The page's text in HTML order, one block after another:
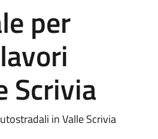
per
Scrivia
in Valle Scrivia